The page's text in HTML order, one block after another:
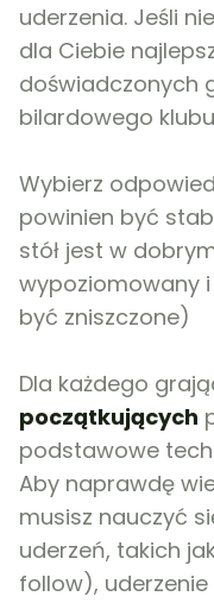
uderzenia. Jeśli
dla Ciebie
doświadczonych
bilardowego
Wybierz
powinien być
stół jest w
wypoziomowany
być zniszczone)
Dla każdego
początkujących
podstawowe
Aby naprawdę
musisz nauczyć
uderzeń, takich
follow),